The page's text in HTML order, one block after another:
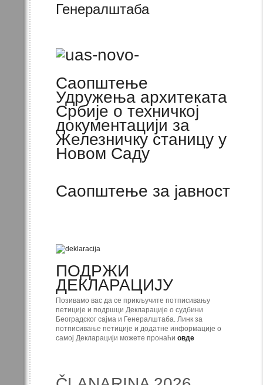
Генералштаба
Саопштење
Удружења архитеката
Србије о техничкој
документацији за
Железничку станицу у
Новом Саду
Саопштење за јавност
ПОДРЖИ
ДЕКЛАРАЦИЈУ
Позивамо вас да се прикључите потписивању
петиције и подршци Декларације о судбини
Београдског сајма и Генералштаба. Линк за
потписивање петиције и додатне информације о
самој Декларацији можете пронаћи овде